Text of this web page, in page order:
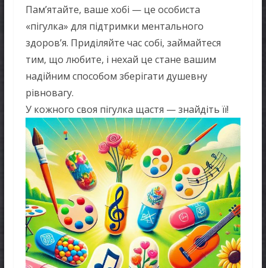
Пам’ятайте, ваше хобі — це особиста
«пігулка» для підтримки ментального
здоров’я. Приділяйте час собі, займайтеся
тим, що любите, і нехай це стане вашим
надійним способом зберігати душевну
рівновагу.
У кожного своя пігулка щастя — знайдіть її!